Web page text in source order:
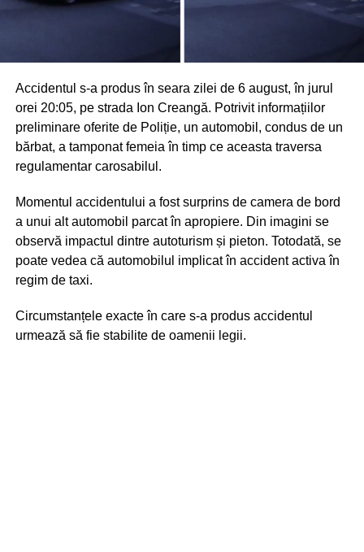
Accidentul s-a produs în seara zilei de 6 august, în jurul
orei 20:05, pe strada Ion Creangă. Potrivit informațiilor
preliminare oferite de Poliție, un automobil, condus de un
bărbat, a tamponat femeia în timp ce aceasta traversa
regulamentar carosabilul.
Momentul accidentului a fost surprins de camera de bord
a unui alt automobil parcat în apropiere. Din imagini se
observă impactul dintre autoturism și pieton. Totodată, se
poate vedea că automobilul implicat în accident activa în
regim de taxi.
Circumstanțele exacte în care s-a produs accidentul
urmează să fie stabilite de oamenii legii.